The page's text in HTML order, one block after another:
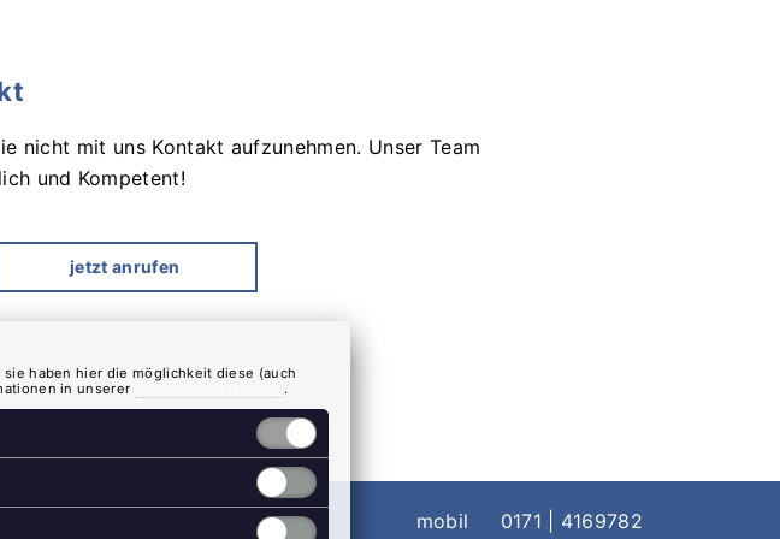
nicht mit uns Kontakt aufzunehmen. Unser Team
und Kompetent!
jetzt anrufen
mobil 0171 | 4169782
haben hier die möglichkeit diese (auch
in unserer
.